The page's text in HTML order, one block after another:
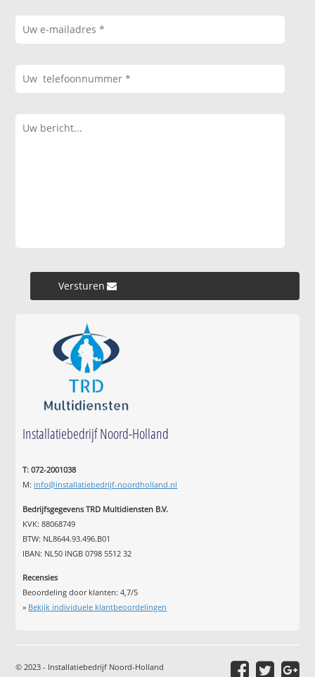
Versturen »
Installatiebedrijf Noord-Holland
T: 072-2001038
M: info@installatiebedrijf-noordholland.nl
Bedrijfsgegevens TRD Multidiensten B.V.
KVK: 88068749
BTW: NL8644.93.496.B01
IBAN: NL50 INGB 0798 5512 32
Recensies
Beoordeling door klanten:4,7/5
» Bekijk individuele klantbeoordelingen
© 2023 - Installatiebedrijf Noord-Holland